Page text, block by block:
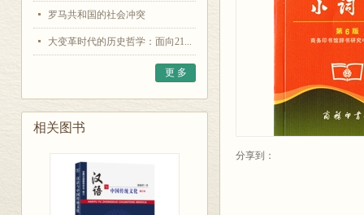
罗马共和国的社会冲突
大变革时代的历史哲学：面向21...
更 多
相关图书
分享到：